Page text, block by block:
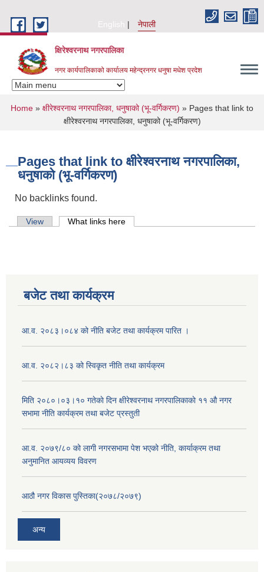
English
नेपाली
क्षिरेश्वरनाथ नगरपालिका
नगर कार्यपालिकाको कार्यालय महेन्द्रनगर धनुषा मधेश प्रदेश
You are here
Home » क्षीरेश्वरनाथ नगरपालिका, धनुषाको (भू-वर्गिकरण) » Pages that link to
क्षीरेश्वरनाथ नगरपालिका, धनुषाको (भू-वर्गिकरण)
Pages that link to क्षीरेश्वरनाथ नगरपालिका,
धनुषाको (भू-वर्गिकरण)
No backlinks found.
Primary tabs
View What links here
बजेट तथा कार्यक्रम
आ.व. २०८३।०८४ को नीति बजेट तथा कार्यक्रम पारित ।
आ.व. २०८२।८३ को स्विकृत नीति तथा कार्यक्रम
मिति २०८०।०३।१० गतेकाे दिन क्षीरेश्वरनाथ नगरपालिकाकाे ११ ‍औ नगर
सभामा नीति कार्यक्रम तथा बजेट प्रस्तुती
आ.व. २०७९/८० को लागी नगरसभामा पेश भएको नीति, कार्याक्रम तथा
अनुमानित आयव्यय विवरण
आठौ नगर विकास पुस्तिका(२०७८/२०७९)
अन्य